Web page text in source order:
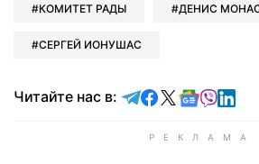
КОМИТЕТ РАДЫ ДЕНИС
СЕРГЕЙ ИОНУШАС
Читайте нас в: Читайте в
Читайте в
Читайте в X
Читайте